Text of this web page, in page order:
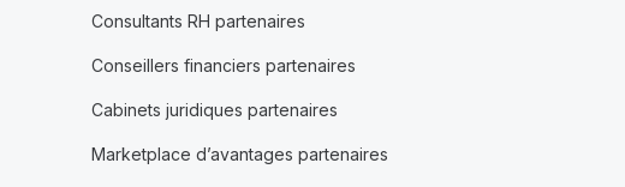
Consultants RH partenaires
Conseillers financiers partenaires
Cabinets juridiques partenaires
Marketplace d’avantages partenaires